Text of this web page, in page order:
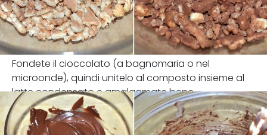
Fondete il cioccolato (a bagnomaria o nel
microonde), quindi unitelo al composto insieme al
latte condensato e amalgamate bene.